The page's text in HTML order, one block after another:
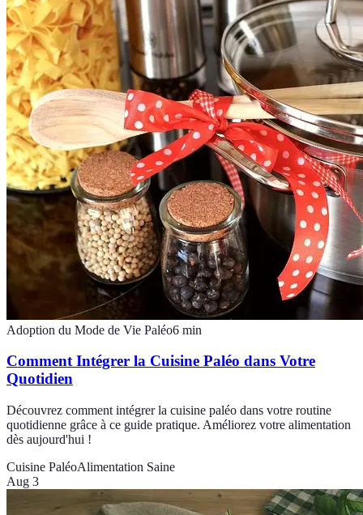
Adoption du Mode de Vie Paléo6 min
Comment Intégrer la Cuisine Paléo dans Votre
Quotidien
Découvrez comment intégrer la cuisine paléo dans votre routine
quotidienne grâce à ce guide pratique. Améliorez votre alimentation
dès aujourd'hui !
Cuisine PaléoAlimentation Saine
Aug 3